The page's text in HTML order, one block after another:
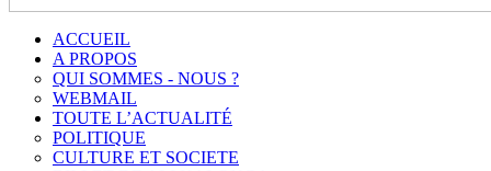
ACCUEIL
A PROPOS
QUI SOMMES - NOUS ?
WEBMAIL
TOUTE L’ACTUALITÉ
POLITIQUE
CULTURE ET SOCIETE